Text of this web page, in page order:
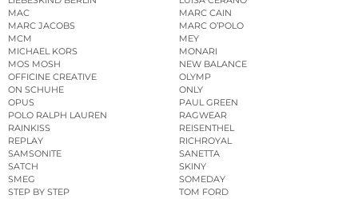
MAC
MARC CAIN
MARC JACOBS
MARC O’POLO
MCM
MEY
MICHAEL KORS
MONARI
MOS MOSH
NEW BALANCE
OFFICINE CREATIVE
OLYMP
ON SCHUHE
ONLY
OPUS
PAUL GREEN
POLO RALPH LAUREN
RAGWEAR
RAINKISS
REISENTHEL
REPLAY
RICHROYAL
SAMSONITE
SANETTA
SATCH
SKINY
SMEG
SOMEDAY
STEP BY STEP
TOM FORD